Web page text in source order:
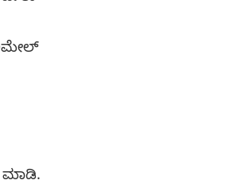
ಮಾಡಿ.